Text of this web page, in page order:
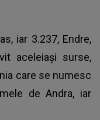
iar 3.237, Endre,
aceleiaşi surse,
care se numesc
de Andra, iar